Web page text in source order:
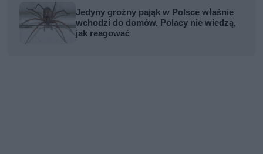
Jedyny groźny pająk w Polsce właśnie
wchodzi do domów. Polacy nie wiedzą,
jak reagować